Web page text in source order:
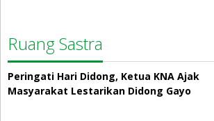
Ruang Sastra
Peringati Hari Didong, Ketua KNA Ajak
Masyarakat Lestarikan Didong Gayo